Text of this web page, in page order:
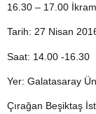
16.30 – 17.00 İkram
Tarih: 27 Nisan
Saat: 14.00 -16.30
Yer: Galatasaray
Çırağan Beşiktaş